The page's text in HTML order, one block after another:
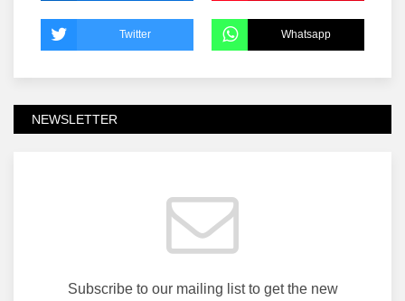
Twitter Whatsapp
NEWSLETTER
Subscribe to our mailing list to get the new